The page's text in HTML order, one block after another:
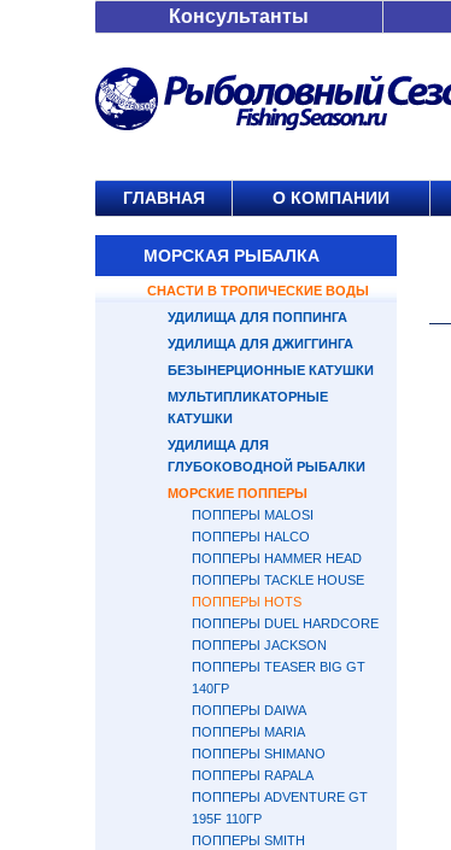
Консультанты
ГЛАВНАЯ О КОМПАНИИ
МОРСКАЯ РЫБАЛКА
СНАСТИ В ТРОПИЧЕСКИЕ ВОДЫ
УДИЛИЩА ДЛЯ ПОППИНГА
УДИЛИЩА ДЛЯ ДЖИГГИНГА
БЕЗЫНЕРЦИОННЫЕ КАТУШКИ
МУЛЬТИПЛИКАТОРНЫЕ
КАТУШКИ
УДИЛИЩА ДЛЯ
ГЛУБОКОВОДНОЙ РЫБАЛКИ
МОРСКИЕ ПОППЕРЫ
ПОППЕРЫ MALOSI
ПОППЕРЫ HALCO
ПОППЕРЫ HAMMER HEAD
ПОППЕРЫ TACKLE HOUSE
ПОППЕРЫ HOTS
ПОППЕРЫ DUEL HARDCORE
ПОППЕРЫ JACKSON
ПОППЕРЫ TEASER BIG GT
140ГР
ПОППЕРЫ DAIWA
ПОППЕРЫ MARIA
ПОППЕРЫ SHIMANO
ПОППЕРЫ RAPALA
ПОППЕРЫ ADVENTURE GT
195F 110ГР
ПОППЕРЫ SMITH